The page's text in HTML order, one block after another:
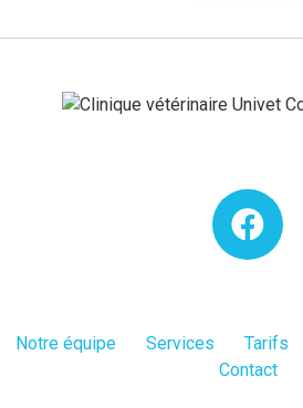
Notre équipe Services Tarifs
Contact